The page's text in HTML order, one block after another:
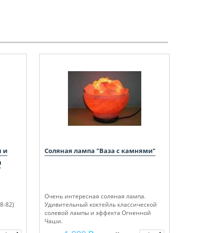
и
82)
Соляная лампа "Ваза с камнями"
Очень интересная соляная лампа.
Удивительный коктейль классической
солевой лампы и эффекта Огненной
Чаши.
В качестве корпуса лампы используется